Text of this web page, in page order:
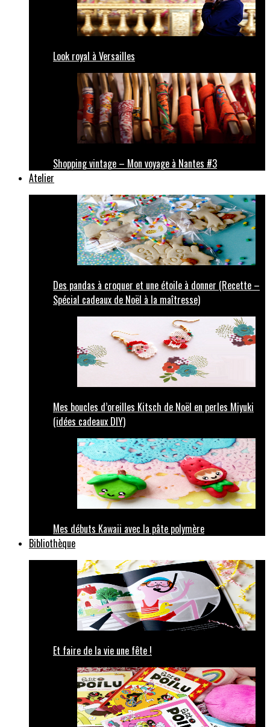
Look royal à Versailles
Shopping vintage – Mon voyage à Nantes #3
Atelier
Des pandas à croquer et une étoile à donner (Recette –
Spécial cadeaux de Noël à la maîtresse)
Mes boucles d’oreilles Kitsch de Noël en perles Miyuki
(idées cadeaux DIY)
Mes débuts Kawaii avec la pâte polymère
Bibliothèque
Et faire de la vie une fête !